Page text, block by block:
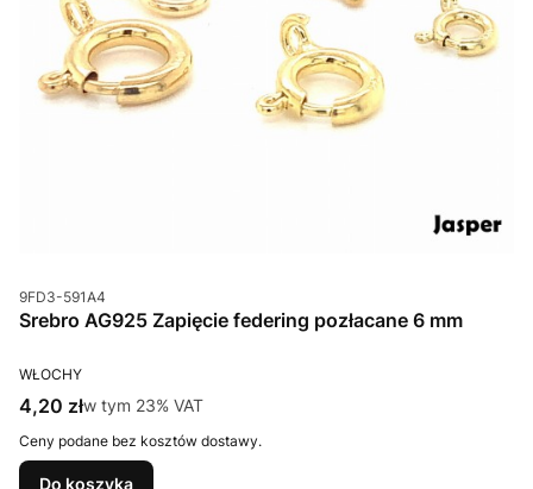
Kod produktu
9FD3-591A4
Srebro AG925 Zapięcie federing pozłacane 6 mm
PRODUCENT
WŁOCHY
Cena brutto
4,20 złw tym %s VAT
w tym 23% VAT
Ceny podane bez kosztów dostawy.
Do koszyka